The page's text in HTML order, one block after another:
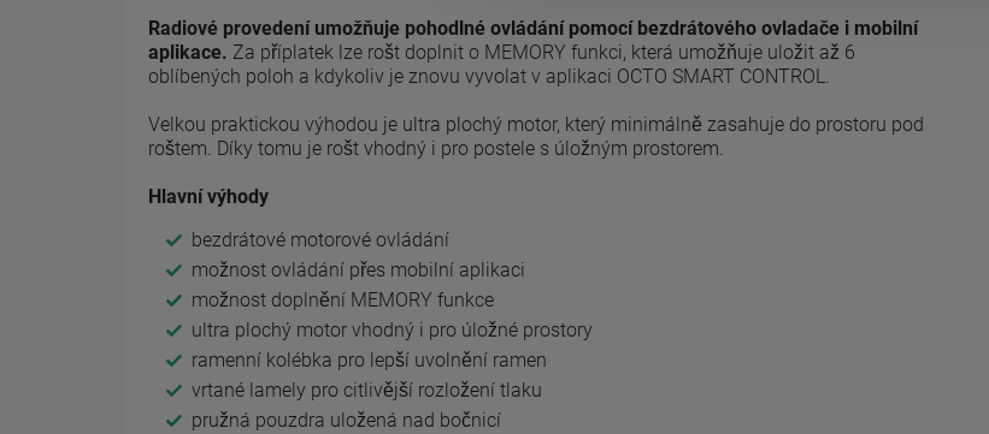
Radiové provedení umožňuje pohodlné ovládání pomocí bezdrátového ovladače i mobilní
aplikace. Za příplatek lze rošt doplnit o MEMORY funkci, která umožňuje uložit až 6
oblíbených poloh a kdykoliv je znovu vyvolat v aplikaci OCTO SMART CONTROL.
Velkou praktickou výhodou je ultra plochý motor, který minimálně zasahuje do prostoru pod
roštem. Díky tomu je rošt vhodný i pro postele s úložným prostorem.
Hlavní výhody
bezdrátové motorové ovládání
možnost ovládání přes mobilní aplikaci
možnost doplnění MEMORY funkce
ultra plochý motor vhodný i pro úložné prostory
ramenní kolébka pro lepší uvolnění ramen
vrtané lamely pro citlivější rozložení tlaku
pružná pouzdra uložená nad bočnicí